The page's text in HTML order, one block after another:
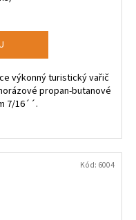
výkonný turistický vařič
propan-butanové
7/16´´.
Kód: 6004